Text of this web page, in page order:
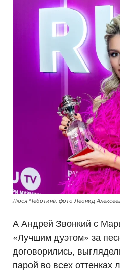
Люся Чеботина, фото Леонид
А Андрей Звонкий с
«Лучшим дуэтом» за
договорились,
парой во всех оттенках